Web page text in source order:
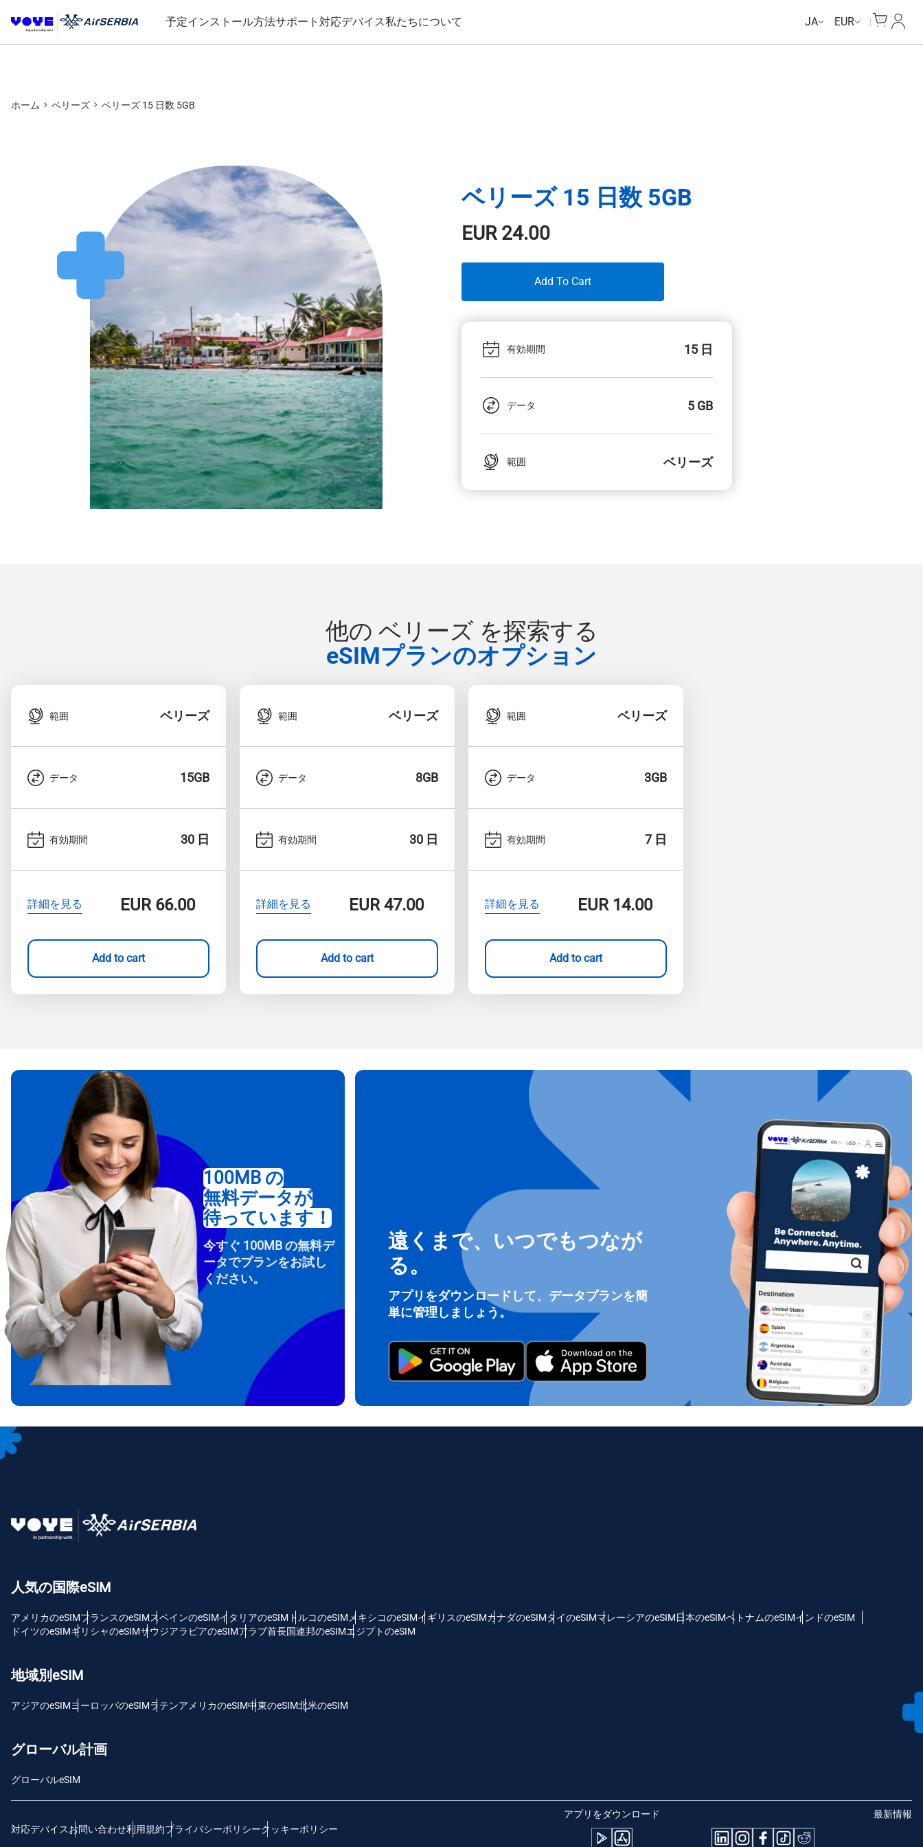
予定インストール方法サポート 対応デバイス私たちについて JA EUR
マイ
ホーム ベリーズ ベリーズ 15 日数 5GB
ベリーズ 15 日数 5GB
EUR24.00
Add To Cart
有効期間 15 日
データ 5 GB
範囲 ベリーズ
他の ベリーズ を探索する
eSIMプランのオプション
範囲 ベリーズ
データ 15GB
有効期間 30 日
詳細を見る EUR66.00
Add to cart
範囲 ベリーズ
データ 8GB
有効期間 30 日
詳細を見る EUR47.00
Add to cart
範囲 ベリーズ
データ 3GB
有効期間 7 日
詳細を見る EUR14.00
Add to cart
ポップアップを閉じる
How do I get my eSim?
To get your eSIM, start by checking if your device supports eSIM technology.
Then, contact your mobile carrier to request an eSIM activation. They will
provide you with a QR code or activation details that you can scan or enter
in your device settings. Once activated, you can enjoy the benefits of eSIM
without needing a physical SIM card!
100MB の
無料データが
待っています！
今すぐ 100MB の無料デ
ータでプランをお試し
ください。
遠くまで、いつでもつなが
る。
アプリをダウンロードして、データプランを簡
単に管理しましょう。
人気の国際eSIM
アメリカのeSIMフランスのeSIMスペインのeSIMイタリアのeSIM トルコのeSIM メキシコのeSIMイギリスのeSIMカナダのeSIMタイのeSIMマレーシアのeSIM日本のeSIMベトナムのeSIMインドのeSIM
ドイツのeSIMギリシャのeSIMサウジアラビアのeSIMアラブ首長国連邦のeSIMエジプトのeSIM
地域別eSIM
アジアのeSIMヨーロッパのeSIMラテンアメリカのeSIM中東のeSIM北米のeSIM
グローバル計画
グローバルeSIM
対応デバイスお問い合わせ利用規約プライバシーポリシークッキーポリシー
アプリをダウンロード 最新情報
Deutsch
Polski
THB - タイ・バーツ
ログインまたは登録
アカウントにログインするか、数秒でアカウントを作成してください。
メールアドレス